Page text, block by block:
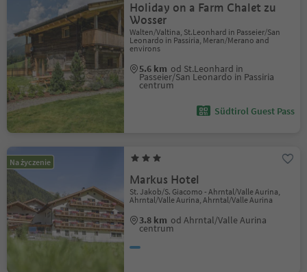
Holiday on a Farm Chalet zu
Wosser
Walten/Valtina, St.Leonhard in Passeier/San
Leonardo in Passiria, Meran/Merano and
environs
5.6 km od St.Leonhard in
Passeier/San Leonardo in Passiria
centrum
Südtirol Guest Pass
Na życzenie
Markus Hotel
St. Jakob/S. Giacomo - Ahrntal/Valle Aurina,
Ahrntal/Valle Aurina, Ahrntal/Valle Aurina
3.8 km od Ahrntal/Valle Aurina
centrum